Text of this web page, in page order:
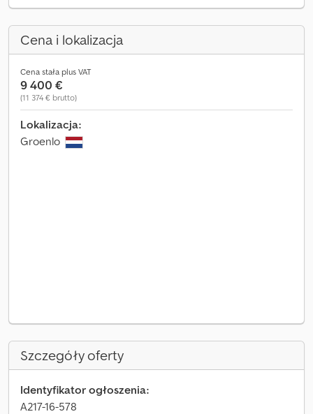
Cena i lokalizacja
Cena stała plus VAT
9 400 €
(11 374 € brutto)
Lokalizacja:
Groenlo
Szczegóły oferty
Identyfikator ogłoszenia:
A217-16-578